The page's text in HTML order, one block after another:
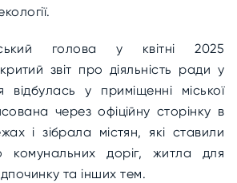
голова у квітні 2025
звіт про діяльність ради у
відбулась у приміщенні міської
через офіційну сторінку в
і зібрала містян, які ставили
комунальних доріг, житла для
та інших тем.